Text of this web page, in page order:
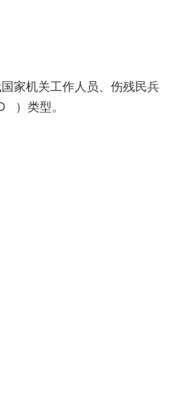
家机关工作人员、伤残民兵
）类型。